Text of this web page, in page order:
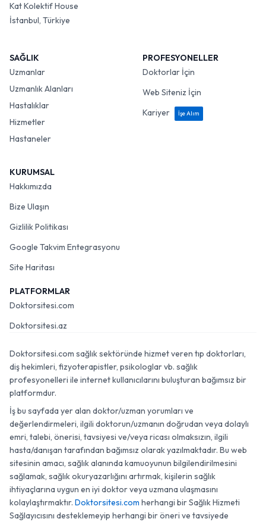
Kat Kolektif House
İstanbul, Türkiye
SAĞLIK
Uzmanlar
Uzmanlık Alanları
Hastalıklar
Hizmetler
Hastaneler
PROFESYONELLER
Doktorlar İçin
Web Siteniz İçin
Kariyer
İşe Alım
KURUMSAL
Hakkımızda
Bize Ulaşın
Gizlilik Politikası
Google Takvim Entegrasyonu
Site Haritası
PLATFORMLAR
Doktorsitesi.com
Doktorsitesi.az
Doktorsitesi.com sağlık sektöründe hizmet veren tıp doktorları,
diş hekimleri, fizyoterapistler, psikologlar vb. sağlık
profesyonelleri ile internet kullanıcılarını buluşturan bağımsız bir
platformdur.
İş bu sayfada yer alan doktor/uzman yorumları ve
değerlendirmeleri, ilgili doktorun/uzmanın doğrudan veya dolaylı
emri, talebi, önerisi, tavsiyesi ve/veya ricası olmaksızın, ilgili
hasta/danışan tarafından bağımsız olarak yazılmaktadır. Bu web
sitesinin amacı, sağlık alanında kamuoyunun bilgilendirilmesini
sağlamak, sağlık okuryazarlığını artırmak, kişilerin sağlık
ihtiyaçlarına uygun en iyi doktor veya uzmana ulaşmasını
kolaylaştırmaktır. Doktorsitesi.com herhangi bir Sağlık Hizmeti
Sağlayıcısını desteklemeyip herhangi bir öneri ve tavsiyede